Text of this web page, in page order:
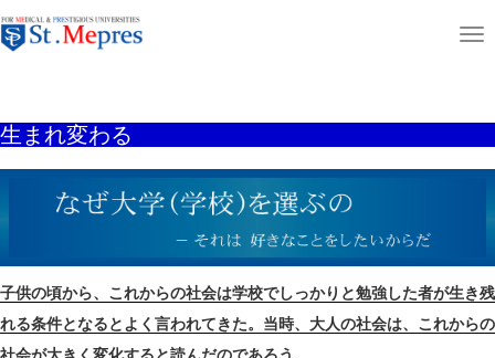
T
v
i
aaaaaaaaaa
凡くら先生の主なニュース
生まれ変わる
子供の頃から、これからの社会は学校でしっかりと勉強した者が生き残
れる条件となるとよく言われてきた。当時、大人の社会は、これからの